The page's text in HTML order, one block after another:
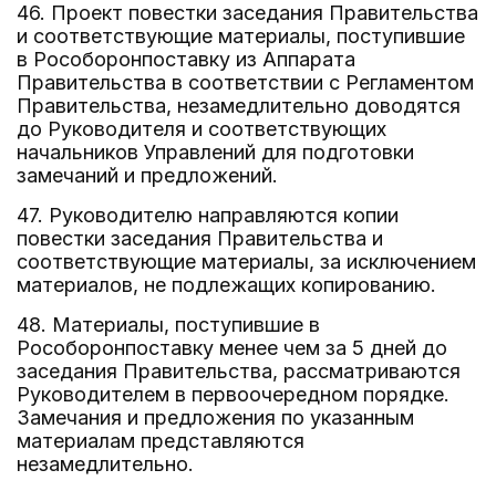
46. Проект повестки заседания Правительства
и соответствующие материалы, поступившие
в Рособоронпоставку из Аппарата
Правительства в соответствии с Регламентом
Правительства, незамедлительно доводятся
до Руководителя и соответствующих
начальников Управлений для подготовки
замечаний и предложений.
47. Руководителю направляются копии
повестки заседания Правительства и
соответствующие материалы, за исключением
материалов, не подлежащих копированию.
48. Материалы, поступившие в
Рособоронпоставку менее чем за 5 дней до
заседания Правительства, рассматриваются
Руководителем в первоочередном порядке.
Замечания и предложения по указанным
материалам представляются
незамедлительно.